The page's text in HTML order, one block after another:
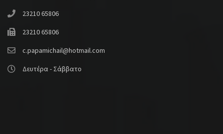
23210 65806
23210 65806
c.papamichail@hotmail.com
Δευτέρα - Σάββατο